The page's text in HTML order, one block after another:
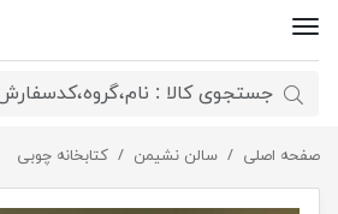
صفحه اصلی سالن نشیمن کتابخانه چوبی کتابخانه فارا